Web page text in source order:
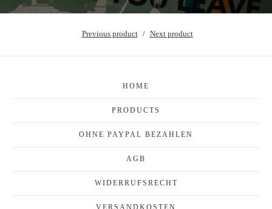
Previous product Next product
HOME
PRODUCTS
OHNE PAYPAL BEZAHLEN
AGB
WIDERRUFSRECHT
VERSANDKOSTEN